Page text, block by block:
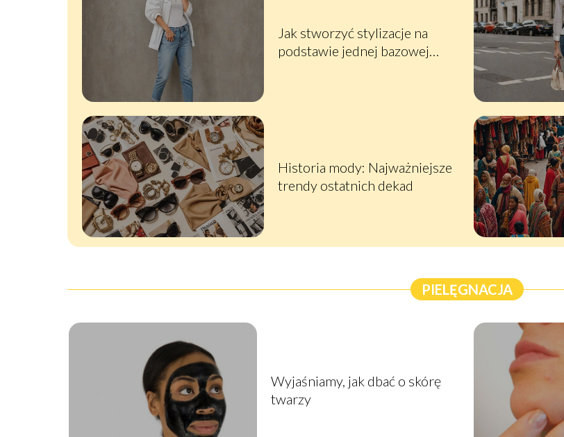
Jak stworzyć stylizacje na
podstawie jednej bazowej
Historia mody: Najważniejsze
trendy ostatnich dekad
PIELĘGNACJA
Wyjaśniamy, jak dbać o skórę
twarzy